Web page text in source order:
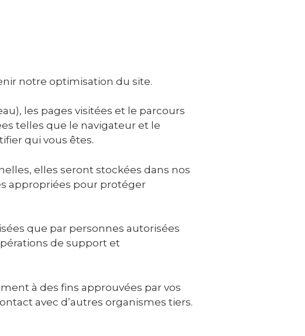
notre optimisation du site.
les pages visitées et le parcours
telles que le navigateur et le
qui vous êtes.
elles seront stockées dans nos
appropriées pour protéger
que par personnes autorisées
de support et
à des fins approuvées par vos
avec d’autres organismes tiers.